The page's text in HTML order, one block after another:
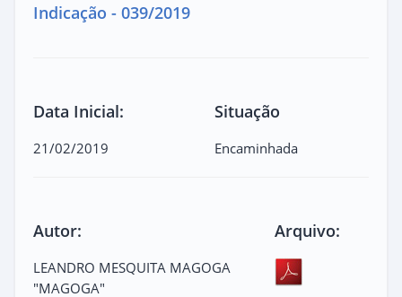
Indicação - 039/2019
Data Inicial:
21/02/2019
Situação
Encaminhada
Autor:
LEANDRO MESQUITA MAGOGA
"MAGOGA"
Arquivo: